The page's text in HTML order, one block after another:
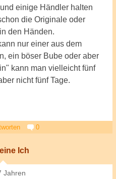
einige Händler halten
die Originale oder
den Händen.
nur einer aus dem
ein böser Bube oder aber
kann man vielleicht fünf
nicht fünf Tage.
0
Ich
Jahren